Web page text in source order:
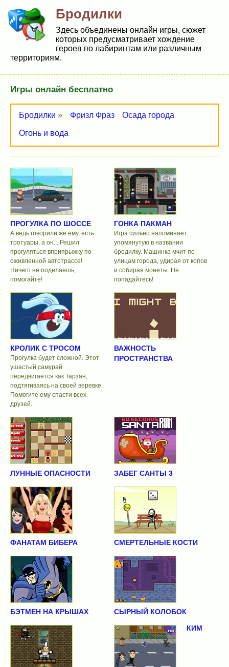
Бродилки
Здесь объединены онлайн игры, сюжет
которых предусматривает хождение
героев по лабиринтам или различным
территориям.
Игры онлайн бесплатно
Бродилки » Фризл Фраз Осада города
Огонь и вода
ПРОГУЛКА ПО ШОССЕ
А ведь говорили же ему, есть
тротуары, а он... Решил
прогуляться вприпрыжку по
оживленной автотрассе!
Ничего не поделаешь,
помогайте!
ГОНКА ПАКМАН
Игра сильно напоминает
упомянутую в названии
бродилку. Машинка мчит по
улицам города, удирая от копов
и собирая монеты. Не
попадайтесь!
КРОЛИК С ТРОСОМ
Прогулка будет сложной. Этот
ушастый самурай
передвигается как Тарзан,
подтягиваясь на своей веревке.
Помогите ему спасти всех
друзей.
ВАЖНОСТЬ
ПРОСТРАНСТВА
ЛУННЫЕ ОПАСНОСТИ ЗАБЕГ САНТЫ 3
ФАНАТАМ БИБЕРА СМЕРТЕЛЬНЫЕ КОСТИ
БЭТМЕН НА КРЫШАХ СЫРНЫЙ КОЛОБОК
КИМ